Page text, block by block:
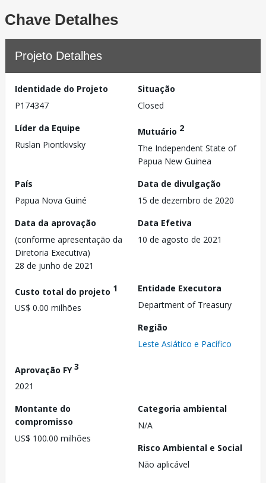
Chave Detalhes
Projeto Detalhes
Identidade do Projeto
P174347
Situação
Closed
Líder da Equipe
Ruslan Piontkivsky
Mutuário 2
The Independent State of
Papua New Guinea
País
Papua Nova Guiné
Data de divulgação
15 de dezembro de 2020
Data da aprovação
(conforme apresentação da
Diretoria Executiva)
28 de junho de 2021
Data Efetiva
10 de agosto de 2021
Custo total do projeto 1
US$ 0.00 milhões
Entidade Executora
Department of Treasury
Região
Leste Asiático e Pacífico
Aprovação FY3
2021
Montante do
compromisso
US$ 100.00 milhões
Categoria ambiental
N/A
Risco Ambiental e Social
Não aplicável